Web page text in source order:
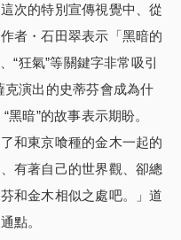
次的特別宣傳視覺中、從
者・石田翠表示「黑暗的
“狂氣”等關鍵字非常吸引
克演出的史蒂芬會成為什
暗”的故事表示期盼。
和東京喰種的金木一起的
有著自己的世界觀、卻總
和金木相似之處吧。」道
點。